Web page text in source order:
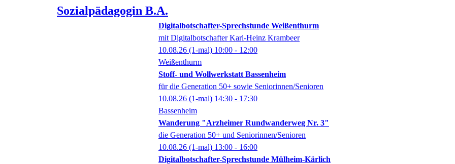
Sozialpädagogin B.A.
Digitalbotschafter-Sprechstunde Weißenthurm
mit Digitalbotschafter Karl-Heinz Krambeer
10.08.26 (1-mal) 10:00 - 12:00
Weißenthurm
Stoff- und Wollwerkstatt Bassenheim
für die Generation 50+ sowie Seniorinnen/Senioren
10.08.26 (1-mal) 14:30 - 17:30
Bassenheim
Wanderung "Arzheimer Rundwanderweg Nr. 3"
die Generation 50+ und Seniorinnen/Senioren
10.08.26 (1-mal) 13:00 - 16:00
Digitalbotschafter-Sprechstunde Mülheim-Kärlich